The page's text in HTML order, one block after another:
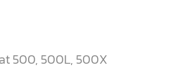
500, 500L, 500X